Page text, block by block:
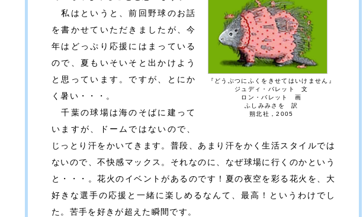
『どうぶつにふくをきせてはいけません』
ジュディ・バレット 文
ロン・バレット 画
ふしみみさを 訳
朔北社，2005
私はというと、前回野球のお話
を書かせていただきましたが、今
年はどっぷり応援にはまっている
ので、夏もいそいそと出かけよう
と思っています。ですが、とにか
く暑い・・・。
千葉の球場は海のそばに建って
いますが、ドームではないので、
じっとり汗をかいてきます。普段、あまり汗をかく生活スタイルでは
ないので、不快感マックス。それなのに、なぜ球場に行くのかという
と・・・。花火のイベントがあるのです！夏の夜空を彩る花火を、大
好きな選手の応援と一緒に楽しめるなんて、最高！というわけでし
た。苦手を好きが超えた瞬間です。